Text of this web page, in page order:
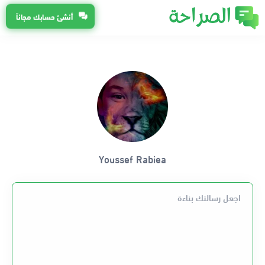
أنشئ حسابك مجاناً
Youssef Rabiea